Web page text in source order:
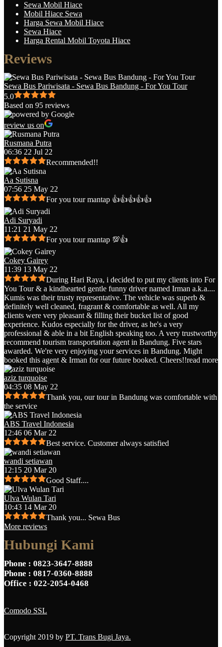
Sewa Mobil Hiace
Mobil Hiace Sewa
Harga Sewa Mobil Hiace
Sewa Hiace
Harga Rental Mobil Toyota Hiace
Reviews
Sewa Bus Pariwisata - Sewa Bus Bandung - For You Tour
5.0
Based on 95 reviews
review us on
Rusmana Putra
06:36 22 Jul 22
Recommended!!
Aa Sutisna
07:56 25 May 22
For you tour mantap 👍👍👍👍👍
Adi Suryadi
11:21 21 May 22
For you tour mantap 💯👍
Cokey Gairey
11:39 13 May 22
During Hari Raya, i decided to put my clients into For
You Tour & a kindhearted gentle funny driver named Irman a.k.a....
Kumis was their trusty representative. The vehicle was superb &
definitely well cleaned, fragrant & comfortable as well. All my
clients were very pleasant & filling their bucket list of good
experience. Kudos especially for the driver, as he's a very
professional & able in a bit English speaking too. A very trustworthy
recommend tourism transportation agent in Bandung. Five stars
awarded. We're very enjoying your services in Bandung. Might
booked this agent & Irman for our future booked. Cheers!!read more
aziz turquoise
04:35 08 May 22
Thank you, our tour in Bandung was comfortable with
the service
ABS Travel Indonesia
12:46 06 Mar 22
Best service. Customer always satisfied
wandi setiawan
12:15 20 Mar 20
Good Staff....
Ulva Wulan Tari
10:43 14 Mar 20
Thank you... Sewa Bus
More reviews
Hubungi Kami
Phone : 0823-3647-8888
Phone : 0817-0360-8888
Office : 022-2054-0468
Comodo SSL
Copyright 2019 by PT. Trans Bugi Jaya.